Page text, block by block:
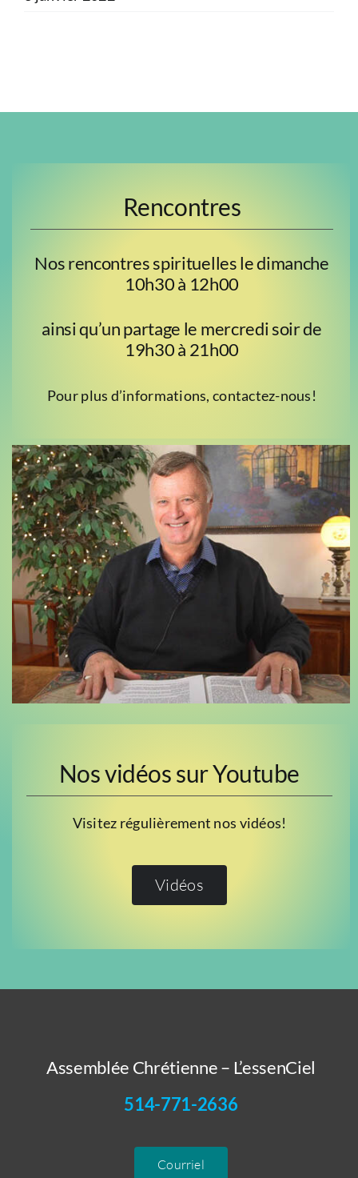
Rencontres
Nos rencontres spirituelles le dimanche
10h30 à 12h00
ainsi qu’un partage le mercredi soir de
19h30 à 21h00
Pour plus d’informations, contactez-nous!
Nos vidéos sur Youtube
Visitez régulièrement nos vidéos!
Vidéos
Assemblée Chrétienne – L’essenCiel
514-771-2636
Courriel